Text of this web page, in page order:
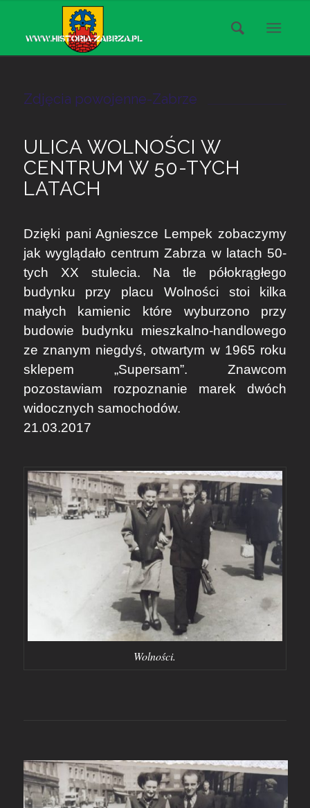
Zdjęcia powojenne-Zabrze
ULICA WOLNOŚCI W
CENTRUM W 50-TYCH
LATACH
Dzięki pani Agnieszce Lempek zobaczymy
jak wyglądało centrum Zabrza w latach 50-
tych XX stulecia. Na tle półokrągłego
budynku przy placu Wolności stoi kilka
małych kamienic które wyburzono przy
budowie budynku mieszkalno-handlowego
ze znanym niegdyś, otwartym w 1965 roku
sklepem „Supersam”. Znawcom
pozostawiam rozpoznanie marek dwóch
widocznych samochodów.
21.03.2017
Wolności.